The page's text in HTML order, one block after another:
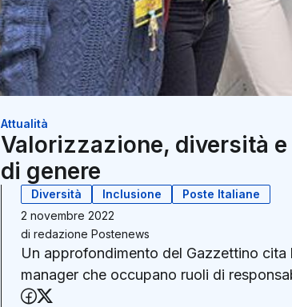
Attualità
Valorizzazione, diversità
di genere
Diversità Inclusione
Poste Italiane
2 novembre 2022
di redazione Postenews
Un approfondimento del Gazzettino
manager che occupano ruoli di
Condividi su Facebook